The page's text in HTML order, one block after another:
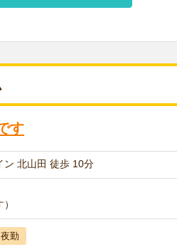
す
ン 北山田 徒歩 10分
夜勤